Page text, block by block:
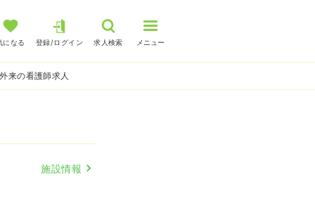
になる 登録/ログイン 求人検索 メニュー
来の看護師求人
施設情報